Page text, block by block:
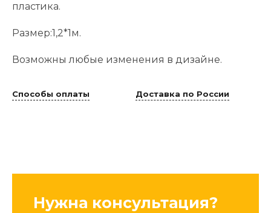
пластика.
Размер:1,2*1м.
Возможны любые изменения в дизайне.
Способы оплаты Доставка по России
Нужна консультация?